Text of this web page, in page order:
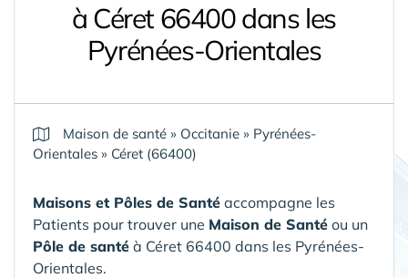
à Céret 66400 dans les
Pyrénées-Orientales
Maison de santé » Occitanie » Pyrénées-
Orientales » Céret (66400)
Maisons et Pôles de Santé accompagne les
Patients pour trouver une Maison de Santé ou un
Pôle de santé à Céret 66400 dans les Pyrénées-
Orientales.